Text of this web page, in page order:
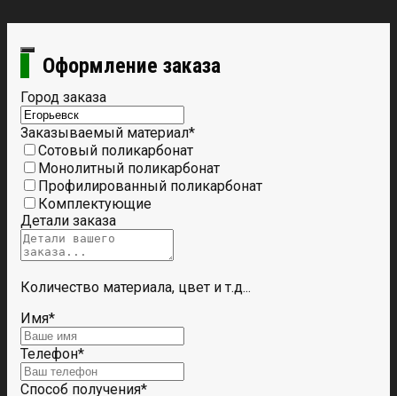
Оформление заказа
Город заказа
Заказываемый материал*
Сотовый поликарбонат
Монолитный поликарбонат
Профилированный поликарбонат
Комплектующие
Детали заказа
Количество материала, цвет и т.д...
Имя*
Телефон*
Способ получения*